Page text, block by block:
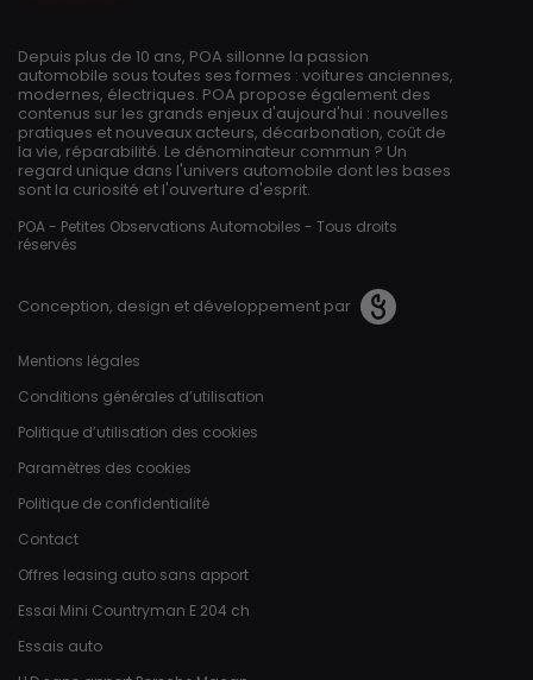
Depuis plus de 10 ans, POA sillonne la passion
automobile sous toutes ses formes : voitures anciennes,
modernes, électriques. POA propose également des
contenus sur les grands enjeux d'aujourd'hui : nouvelles
pratiques et nouveaux acteurs, décarbonation, coût de
la vie, réparabilité. Le dénominateur commun ? Un
regard unique dans l'univers automobile dont les bases
sont la curiosité et l'ouverture d'esprit.
POA - Petites Observations Automobiles - Tous droits
réservés
Conception, design et développement par
Pied de page
Mentions légales
Conditions générales d’utilisation
Politique d’utilisation des cookies
Paramètres des cookies
Politique de confidentialité
Contact
Offres leasing auto sans apport
Essai Mini Countryman E 204 ch
Essais auto